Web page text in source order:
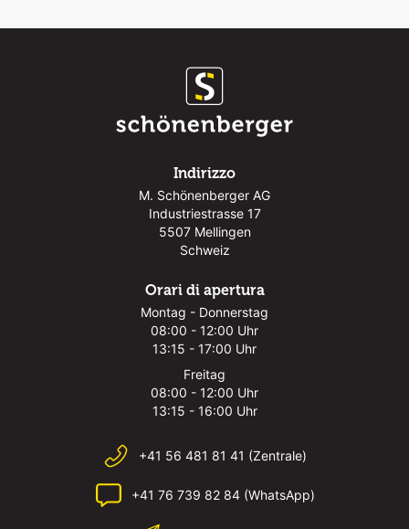
Indirizzo
M. Schönenberger AG
Industriestrasse 17
5507 Mellingen
Schweiz
Orari di apertura
Montag - Donnerstag
08:00 - 12:00 Uhr
13:15 - 17:00 Uhr
Freitag
08:00 - 12:00 Uhr
13:15 - 16:00 Uhr
+41 56 481 81 41 (Zentrale)
+41 76 739 82 84 (WhatsApp)